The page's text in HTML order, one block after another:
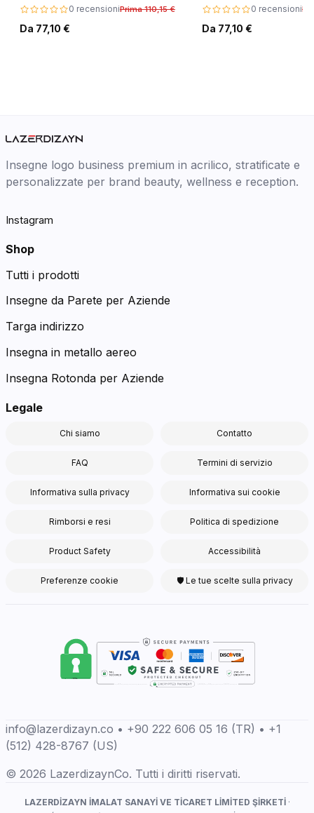
0 recensioniPrima 110,15 €
Da 77,10 €
0 recensioni
Da 77,10 €
Insegne logo business premium in acrilico, stratificate e
personalizzate per brand beauty, wellness e reception.
Instagram
Shop
Tutti i prodotti
Insegne da Parete per Aziende
Targa indirizzo
Insegna in metallo aereo
Insegna Rotonda per Aziende
Legale
Chi siamo Contatto
FAQ Termini di servizio
Informativa sulla privacy Informativa sui cookie
Rimborsi e resi Politica di spedizione
Product Safety Accessibilità
Preferenze cookie 🛡 Le tue scelte sulla privacy
info@lazerdizayn.co • +90 222 606 05 16 (TR) • +1
(512) 428-8767 (US)
© 2026 LazerdizaynCo. Tutti i diritti riservati.
LAZERDİZAYN İMALAT SANAYİ VE TİCARET LİMİTED ŞİRKETİ·